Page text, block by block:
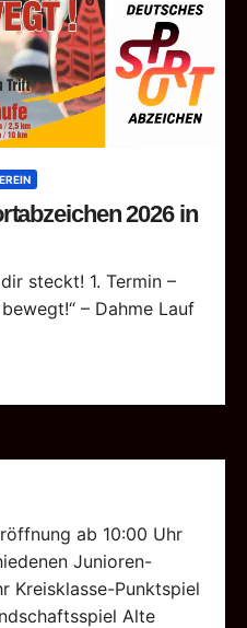
2026 in
steckt! 1. Termin –
– Dahme Lauf
ab 10:00 Uhr
Junioren-
Kreisklasse-Punktspiel
Alte